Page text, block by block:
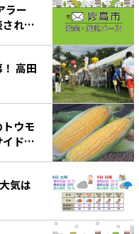
ラー
れて
高田
トウモ
ドの